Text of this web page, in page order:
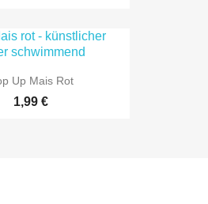
Up Mais Rot
1,99 €